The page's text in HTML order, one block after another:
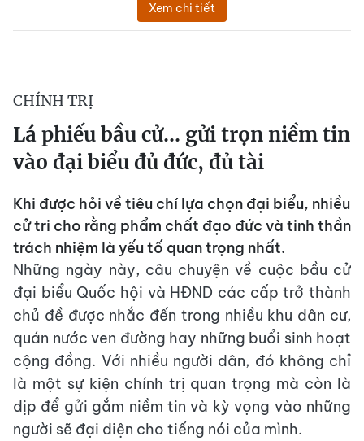
Xem chi tiết
CHÍNH TRỊ
Lá phiếu bầu cử... gửi trọn niềm tin
vào đại biểu đủ đức, đủ tài
Khi được hỏi về tiêu chí lựa chọn đại biểu, nhiều
cử tri cho rằng phẩm chất đạo đức và tinh thần
trách nhiệm là yếu tố quan trọng nhất.
Những ngày này, câu chuyện về cuộc bầu cử
đại biểu Quốc hội và HĐND các cấp trở thành
chủ đề được nhắc đến trong nhiều khu dân cư,
quán nước ven đường hay những buổi sinh hoạt
cộng đồng. Với nhiều người dân, đó không chỉ
là một sự kiện chính trị quan trọng mà còn là
dịp để gửi gắm niềm tin và kỳ vọng vào những
người sẽ đại diện cho tiếng nói của mình.